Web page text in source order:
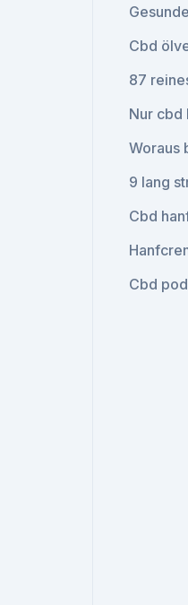
Cbd
87
Nur cbd
Woraus
9 lang
Cbd
Cbd